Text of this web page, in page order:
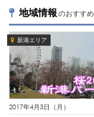
地域情報 のおすすめ
新港エリア
2017年4月3日（月）